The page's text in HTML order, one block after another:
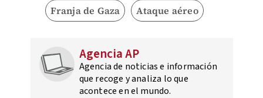
Franja de Gaza Ataque aéreo
Agencia AP
Agencia de noticias e información
que recoge y analiza lo que
acontece en el mundo.